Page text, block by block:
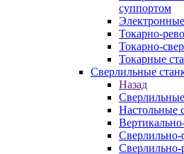
суппортом
Токарно-
Токарно-
Токарные
Сверлильные
Назад
Настольные
Сверлильно-
Сверлильно-